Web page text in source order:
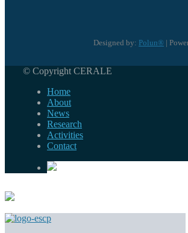
Designed by: Polun® |
© Copyright CERALE
Home
About
News
Research
Activities
Contact